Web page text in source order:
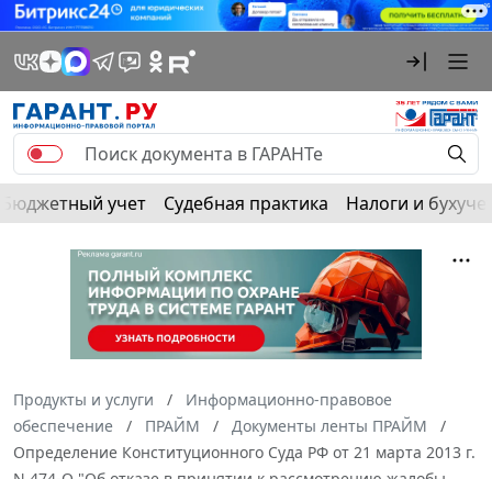
Бюджетный учет Судебная практика Налоги и
Продукты и услуги
Информационно-правовое
обеспечение
ПРАЙМ
Документы ленты ПРАЙМ
Определение Конституционного Суда РФ от 21 марта 2013 г.